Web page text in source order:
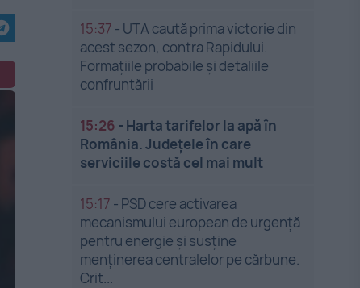
15:37 - UTA caută prima victorie din
acest sezon, contra Rapidului.
Formațiile probabile și detaliile
confruntării
15:26 - Harta tarifelor la apă în
România. Județele în care
serviciile costă cel mai mult
15:17 - PSD cere activarea
mecanismului european de urgență
pentru energie și susține
menținerea centralelor pe cărbune.
Crit...